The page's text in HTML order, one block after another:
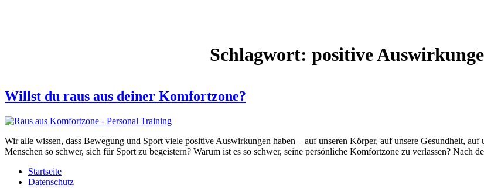
Schlagwort: positive
Willst du raus aus deiner Komfortzone?
Wir alle wissen, dass Bewegung und Sport viele positive Auswirkungen haben – auf unseren Körper, auf unsere Gesundheit,
Menschen so schwer, sich für Sport zu begeistern? Warum ist es so schwer, seine persönliche Komfortzone zu verlassen?
Startseite
Datenschutz